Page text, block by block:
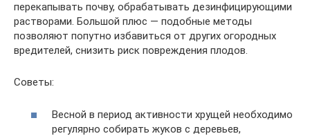
перекапывать почву, обрабатывать дезинфицирующими
растворами. Большой плюс — подобные методы
позволяют попутно избавиться от других огородных
вредителей, снизить риск повреждения плодов.
Советы:
Весной в период активности хрущей необходимо
регулярно собирать жуков с деревьев,